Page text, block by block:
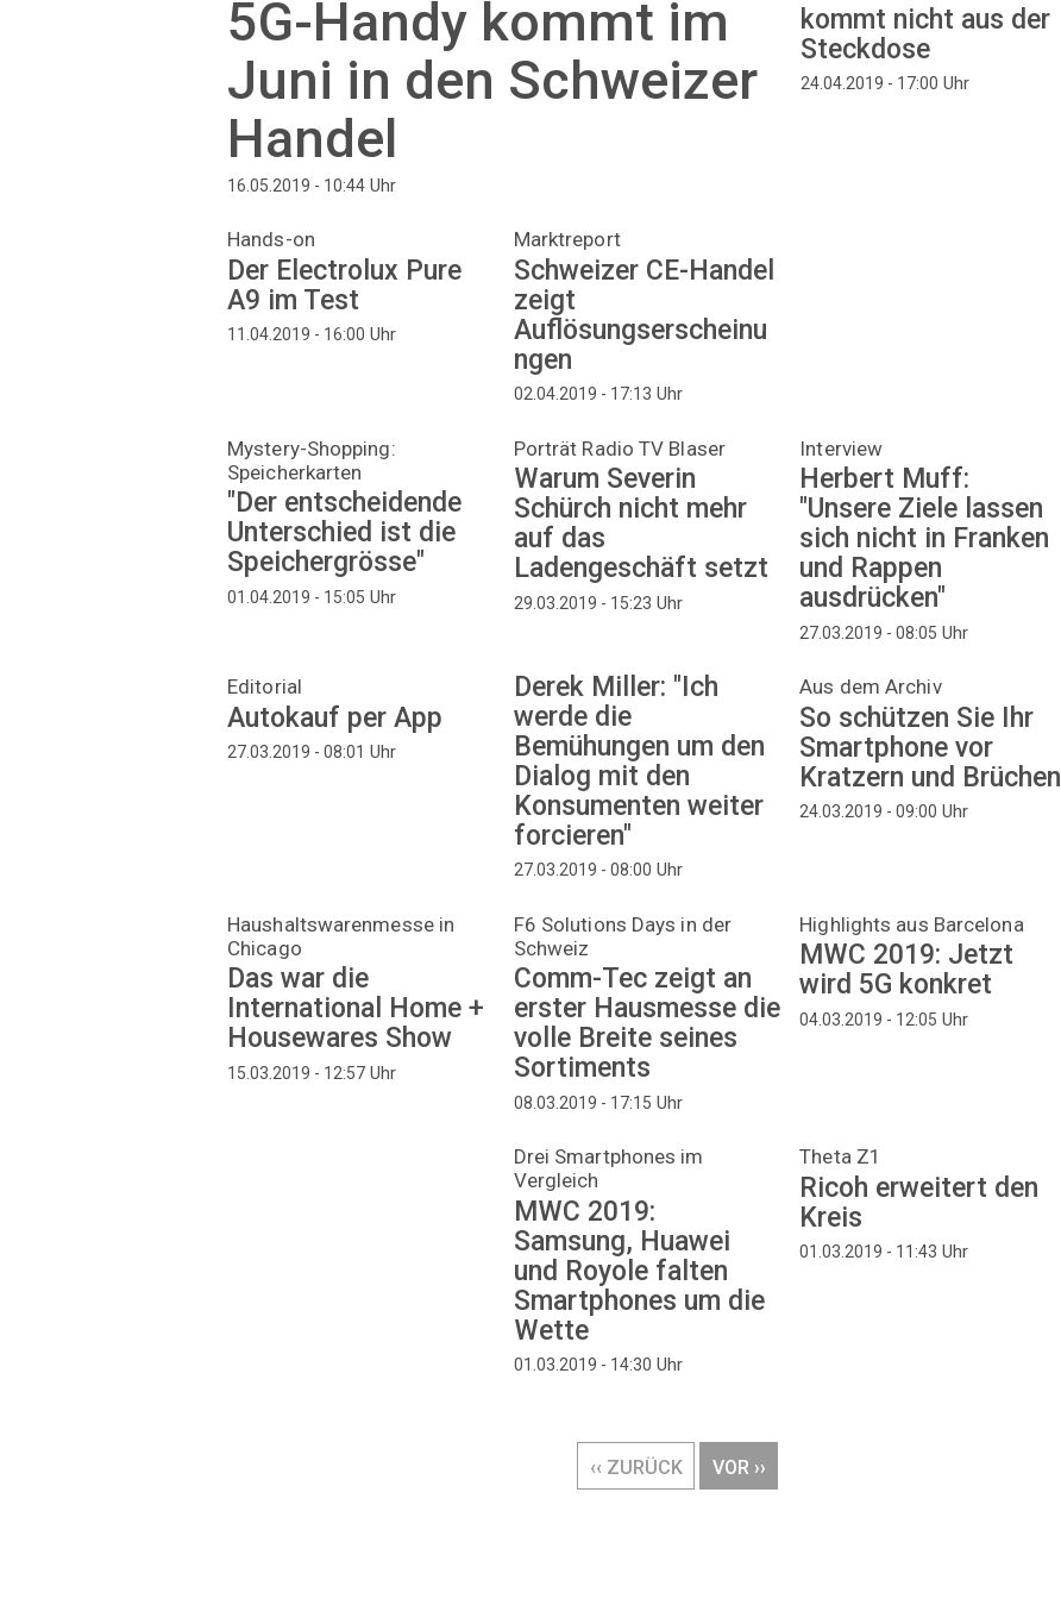
5G-Handy kommt im
Juni in den Schweizer
Handel
16.05.2019 - 10:44 Uhr
kommt nicht aus der
Steckdose
24.04.2019 - 17:00 Uhr
Hands-on
Der Electrolux Pure
A9 im Test
11.04.2019 - 16:00 Uhr
Marktreport
Schweizer CE-Handel
zeigt
Auflösungserscheinu
ngen
02.04.2019 - 17:13 Uhr
Mystery-Shopping:
Speicherkarten
"Der entscheidende
Unterschied ist die
Speichergrösse"
01.04.2019 - 15:05 Uhr
Porträt Radio TV Blaser
Warum Severin
Schürch nicht mehr
auf das
Ladengeschäft setzt
29.03.2019 - 15:23 Uhr
Interview
Herbert Muff:
"Unsere Ziele lassen
sich nicht in Franken
und Rappen
ausdrücken"
27.03.2019 - 08:05 Uhr
Editorial
Autokauf per App
27.03.2019 - 08:01 Uhr
Derek Miller: "Ich
werde die
Bemühungen um den
Dialog mit den
Konsumenten weiter
forcieren"
27.03.2019 - 08:00 Uhr
Aus dem Archiv
So schützen Sie Ihr
Smartphone vor
Kratzern und Brüchen
24.03.2019 - 09:00 Uhr
Haushaltswarenmesse in
Chicago
Das war die
International Home +
Housewares Show
15.03.2019 - 12:57 Uhr
F6 Solutions Days in der
Schweiz
Comm-Tec zeigt an
erster Hausmesse die
volle Breite seines
Sortiments
08.03.2019 - 17:15 Uhr
Highlights aus Barcelona
MWC 2019: Jetzt
wird 5G konkret
04.03.2019 - 12:05 Uhr
Drei Smartphones im
Vergleich
MWC 2019:
Samsung, Huawei
und Royole falten
Smartphones um die
Wette
01.03.2019 - 14:30 Uhr
Theta Z1
Ricoh erweitert den
Kreis
01.03.2019 - 11:43 Uhr
VORHERIGE
‹‹ ZURÜCK
NÄCHSTE
VOR ››